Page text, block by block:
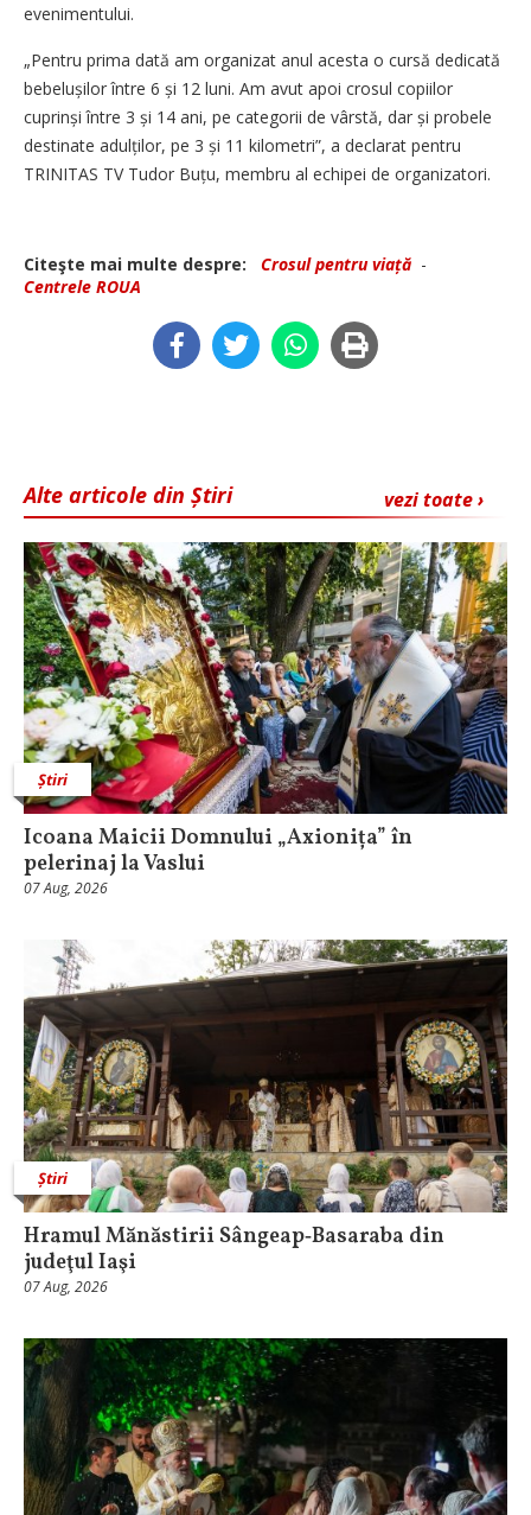
evenimentului.
„Pentru prima dată am organizat anul acesta o cursă dedicată
bebelușilor între 6 și 12 luni. Am avut apoi crosul copiilor
cuprinși între 3 și 14 ani, pe categorii de vârstă, dar și probele
destinate adulților, pe 3 și 11 kilometri”, a declarat pentru
TRINITAS TV Tudor Buțu, membru al echipei de organizatori.
Citeşte mai multe despre: Crosul pentru viață -
Centrele ROUA
vezi toate ›
Alte articole din Știri
Știri
Icoana Maicii Domnului „Axionița” în
pelerinaj la Vaslui
07 Aug, 2026
Știri
Hramul Mănăstirii Sângeap‑Basaraba din
judeţul Iaşi
07 Aug, 2026